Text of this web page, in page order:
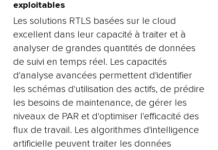
exploitables
Les solutions RTLS basées sur le cloud
excellent dans leur capacité à traiter et à
analyser de grandes quantités de données
de suivi en temps réel. Les capacités
d'analyse avancées permettent d'identifier
les schémas d'utilisation des actifs, de prédire
les besoins de maintenance, de gérer les
niveaux de PAR et d'optimiser l'efficacité des
flux de travail. Les algorithmes d'intelligence
artificielle peuvent traiter les données